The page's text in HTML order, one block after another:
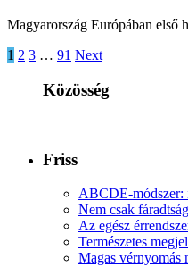
Magyarország Európában első
1 2 3 … 91 Next
Közösség
Friss
ABCDE‑módszer:
Nem csak
Az egész
Természetes
Magas vérnyomás